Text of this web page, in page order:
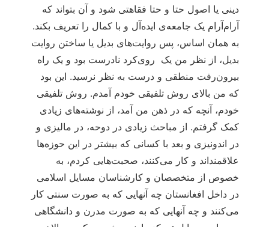
دینی یا اصول حتا و حتا فقاهتی شود و آن بتواند که
آرام‌آرام یک جامعه‌ی ایده‌آل و با کمال را تعریف بکند.
به همان اساس، پس روایت‌های بدیل یا ساختن روایت
بدیل، از نظر من یک روی‌کرد نادرست بود و یک راه
بیرون‌رفت منطقی و درست به نظر نرسید. این بود
که من بالای روش تلفیقی خودم آمدم. روش تلفیقی
خودم، آنچه که در ذهن من آمد، از نوشته‌های زیادی
کمک گرفتم. از مباحث زیادی در دوحه، در مالیزی و
در اندونیزی و بعد با کسانی که بیشتر در این حوزه‌ها
علاقمنداند و کار می‌کنند، صحبت‌هایی کردم، به
خصوص از متخصصان و کارشناسان مسایل اسلامی
در داخل افغانستان چه آنهایی که به صورت سنتی کار
می‌کنند و چه آنهایی که به صورت مدرن و دانشگاهی